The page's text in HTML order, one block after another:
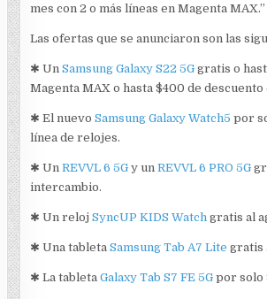
mes con 2 o más líneas en Magenta MAX.”
Las ofertas que se anunciaron son las
✱ Un Samsung Galaxy S22 5Ggratis o
Magenta MAX o hasta $400 de
✱ El nuevo Samsung Galaxy Watch5 por
línea de relojes.
✱ Un REVVL 6 5Gy un REVVL 6 PRO 5G
intercambio.
✱ Un reloj SyncUP KIDS Watch gratis al
✱ Una tableta Samsung Tab A7 Lite gratis
✱ La tableta Galaxy Tab S7 FE 5Gpor solo